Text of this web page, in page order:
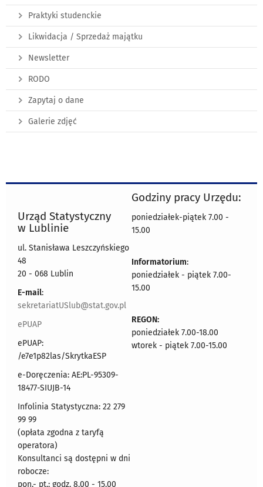
Praktyki studenckie
Likwidacja / Sprzedaż majątku
Newsletter
RODO
Zapytaj o dane
Galerie zdjęć
Urząd Statystyczny
w Lublinie
ul. Stanisława Leszczyńskiego
48
20 - 068 Lublin
E-mail:
sekretariatUSlub@stat.gov.pl
ePUAP
ePUAP:
/e7e1p82las/SkrytkaESP
e-Doręczenia: AE:PL-95309-
18477-SIUJB-14
Infolinia Statystyczna: 22 279
99 99
(opłata zgodna z taryfą
operatora)
Konsultanci są dostępni w dni
robocze:
pon.- pt.: godz. 8.00 - 15.00
Godziny pracy Urzędu:
poniedziałek-piątek 7.00 -
15.00
Informatorium:
poniedziałek - piątek 7.00-
15.00
REGON:
poniedziałek 7.00-18.00
wtorek - piątek 7.00-15.00